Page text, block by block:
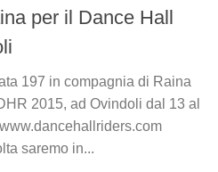
per il Dance Hall
197 in compagnia di Raina
2015, ad Ovindoli dal 13 al
saremo in...